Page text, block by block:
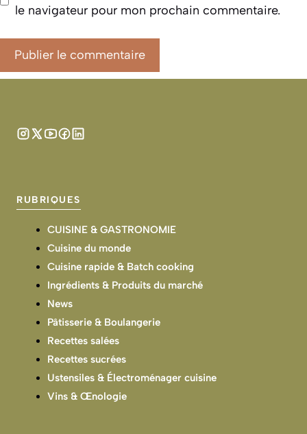
le navigateur pour mon prochain commentaire.
RUBRIQUES
CUISINE & GASTRONOMIE
Cuisine du monde
Cuisine rapide & Batch cooking
Ingrédients & Produits du marché
News
Pâtisserie & Boulangerie
Recettes salées
Recettes sucrées
Ustensiles & Électroménager cuisine
Vins & Œnologie